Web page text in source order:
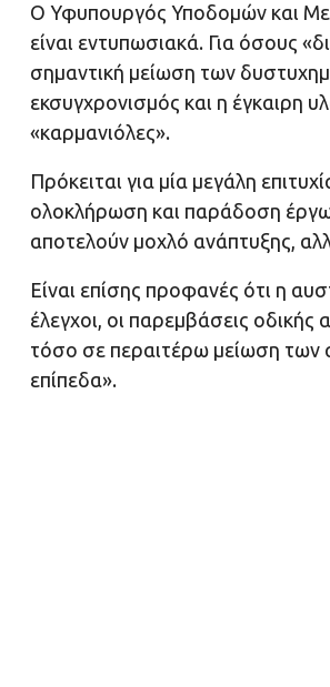
Ο Υφυπουργός Υποδομών και
είναι εντυπωσιακά. Για όσους
σημαντική μείωση των
εκσυγχρονισμός και η έγκαιρη
«καρμανιόλες».
Πρόκειται για μία μεγάλη
ολοκλήρωση και παράδοση
αποτελούν μοχλό ανάπτυξης,
Είναι επίσης προφανές ότι η
έλεγχοι, οι παρεμβάσεις
τόσο σε περαιτέρω μείωση των
επίπεδα».